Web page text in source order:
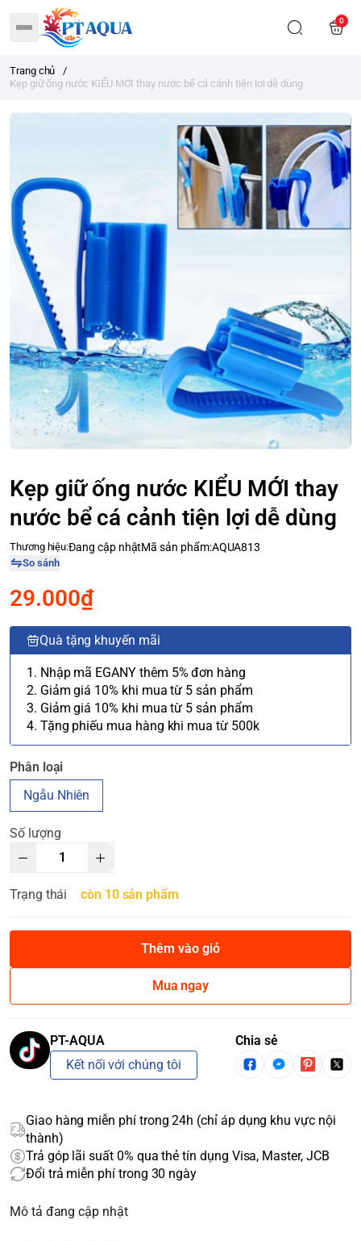
0
Trang chủ
/
Kẹp giữ ống nước KIỂU MỚI thay nước bể cá cảnh tiện lợi dễ dùng
Kẹp giữ ống nước KIỂU MỚI thay
nước bể cá cảnh tiện lợi dễ dùng
Thương hiệu:Đang cập nhậtMã sản phẩm:AQUA813
So sánh
29.000₫
Quà tặng khuyến mãi
1. Nhập mã EGANY thêm 5% đơn hàng
2. Giảm giá 10% khi mua từ 5 sản phẩm
3. Giảm giá 10% khi mua từ 5 sản phẩm
4. Tặng phiếu mua hàng khi mua từ 500k
Phân loại
Ngẫu Nhiên
Số lượng
Trạng thái còn 10 sản phẩm
Thêm vào giỏ
Mua ngay
PT-AQUA
Kết nối với chúng tôi
Chia sẻ
Giao hàng miễn phí trong 24h (chỉ áp dụng khu vực nội
thành)
Trả góp lãi suất 0% qua thẻ tín dụng Visa, Master, JCB
Đổi trả miễn phí trong 30 ngày
Mô tả đang cập nhật